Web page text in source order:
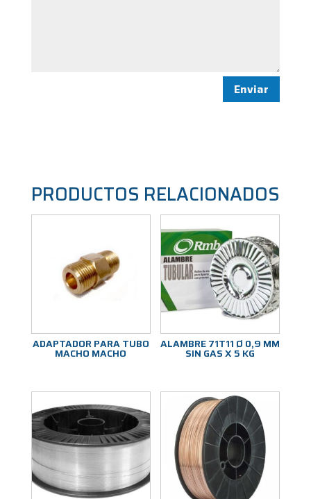
Enviar
PRODUCTOS RELACIONADOS
ADAPTADOR PARA TUBO
MACHO MACHO
ALAMBRE 71T11 Ø 0,9 MM
SIN GAS X 5 KG